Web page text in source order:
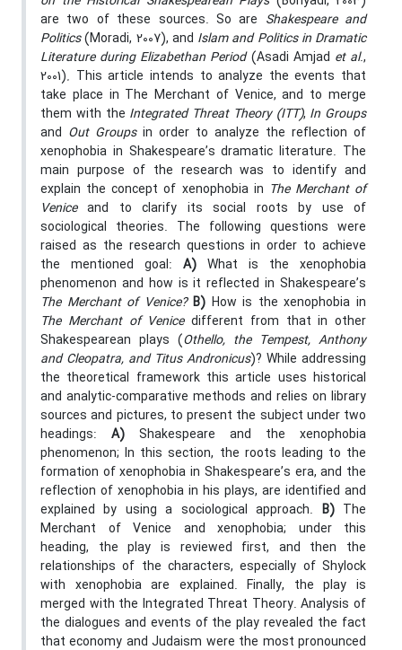
are two of these sources. So are Shakespeare and
Politics(Moradi, 2007), and Islam and Politics in Dramatic
Literature during Elizabethan Period(Asadi Amjad et al.,
2001). This article intends to analyze the events that
take place in The Merchant of Venice, and to merge
them with the Integrated Threat Theory (ITT), In Groups
and Out Groupsin order to analyze the reflection of
xenophobia in Shakespeare’s dramatic literature. The
main purpose of the research was to identify and
explain the concept of xenophobia in The Merchant of
Veniceand to clarify its social roots by use of
sociological theories. The following questions were
raised as the research questions in order to achieve
the mentioned goal: A) What is the xenophobia
phenomenon and how is it reflected in Shakespeare’s
The Merchant of Venice? B) How is the xenophobia in
The Merchant of Venicedifferent from that in other
Shakespearean plays (Othello, the Tempest, Anthony
and Cleopatra, and Titus Andronicus)? While addressing
the theoretical framework this article uses historical
and analytic-comparative methods and relies on library
sources and pictures, to present the subject under two
headings: A) Shakespeare and the xenophobia
phenomenon; In this section, the roots leading to the
formation of xenophobia in Shakespeare’s era, and the
reflection of xenophobia in his plays, are identified and
explained by using a sociological approach. B)The
Merchant of Venice and xenophobia; under this
heading, the play is reviewed first, and then the
relationships of the characters, especially of Shylock
with xenophobia are explained. Finally, the play is
merged with the Integrated Threat Theory. Analysis of
the dialogues and events of the play revealed the fact
that economy and Judaism were the most pronounced